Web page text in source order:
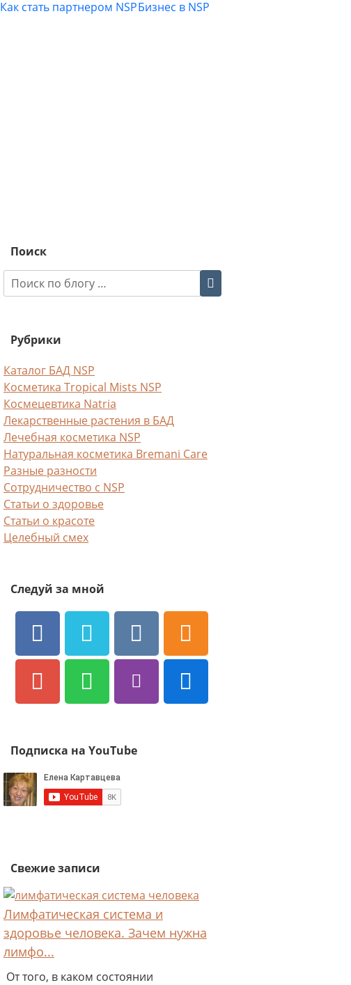
Как стать партнером NSPБизнес в NSP
Поиск
Рубрики
Каталог БАД NSP
Косметика Tropical Mists NSP
Космецевтика Natria
Лекарственные растения в БАД
Лечебная косметика NSP
Натуральная косметика Bremani Care
Разные разности
Сотрудничество с NSP
Статьи о здоровье
Статьи о красоте
Целебный смех
Следуй за мной
Подписка на YouTube
Свежие записи
Лимфатическая система и
здоровье человека. Зачем нужна
лимфо...
От того, в каком состоянии